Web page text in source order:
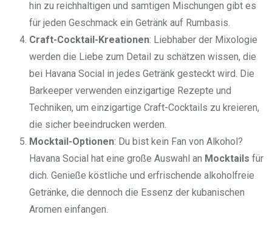
hin zu reichhaltigen und samtigen Mischungen gibt es
für jeden Geschmack ein Getränk auf Rumbasis.
Craft-Cocktail-Kreationen: Liebhaber der Mixologie
werden die Liebe zum Detail zu schätzen wissen, die
bei Havana Social in jedes Getränk gesteckt wird. Die
Barkeeper verwenden einzigartige Rezepte und
Techniken, um einzigartige Craft-Cocktails zu kreieren,
die sicher beeindrucken werden.
Mocktail-Optionen: Du bist kein Fan von Alkohol?
Havana Social hat eine große Auswahl an Mocktails für
dich. Genieße köstliche und erfrischende alkoholfreie
Getränke, die dennoch die Essenz der kubanischen
Aromen einfangen.